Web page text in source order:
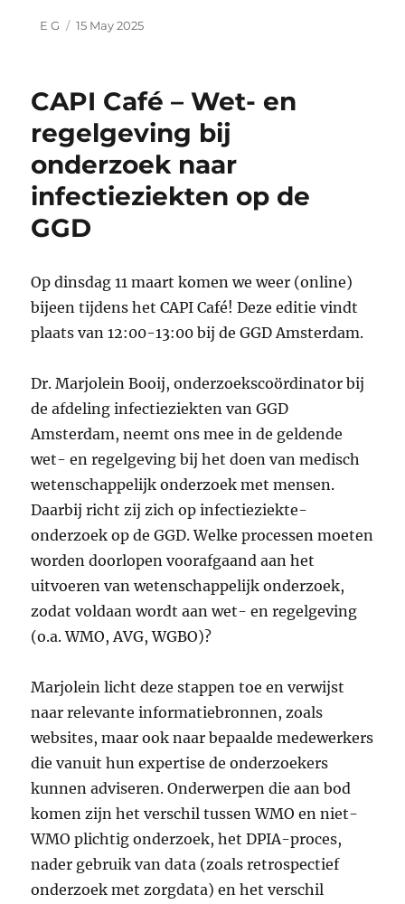
Author
E G
Posted
15 May 2025
CAPI Café – Wet- en
regelgeving bij
onderzoek naar
infectieziekten op de
GGD
Op dinsdag 11 maart komen we weer (online)
bijeen tijdens het CAPI Café! Deze editie vindt
plaats van 12:00-13:00 bij de GGD Amsterdam.
Dr. Marjolein Booij, onderzoekscoördinator bij
de afdeling infectieziekten van GGD
Amsterdam, neemt ons mee in de geldende
wet- en regelgeving bij het doen van medisch
wetenschappelijk onderzoek met mensen.
Daarbij richt zij zich op infectieziekte-
onderzoek op de GGD. Welke processen moeten
worden doorlopen voorafgaand aan het
uitvoeren van wetenschappelijk onderzoek,
zodat voldaan wordt aan wet- en regelgeving
(o.a. WMO, AVG, WGBO)?
Marjolein licht deze stappen toe en verwijst
naar relevante informatiebronnen, zoals
websites, maar ook naar bepaalde medewerkers
die vanuit hun expertise de onderzoekers
kunnen adviseren. Onderwerpen die aan bod
komen zijn het verschil tussen WMO en niet-
WMO plichtig onderzoek, het DPIA-proces,
nader gebruik van data (zoals retrospectief
onderzoek met zorgdata) en het verschil